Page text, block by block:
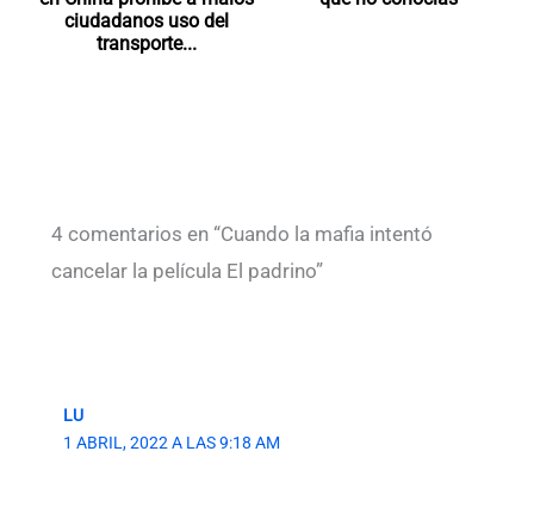
ciudadanos uso del
transporte...
4 comentarios en “Cuando la mafia intentó
cancelar la película El padrino”
LU
1 ABRIL, 2022 A LAS 9:18 AM